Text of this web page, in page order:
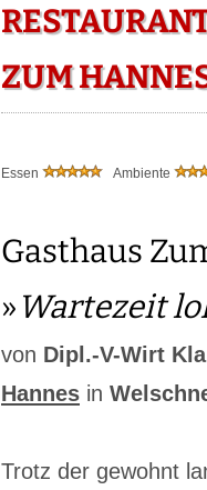
ZUM
Essen Ambiente
Gasthaus
» Wartezeit
von Dipl.-V-Wirt
Hannes in
Trotz der gewohnt